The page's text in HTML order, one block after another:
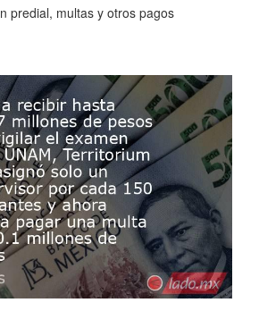
predial, multas y otros pagos